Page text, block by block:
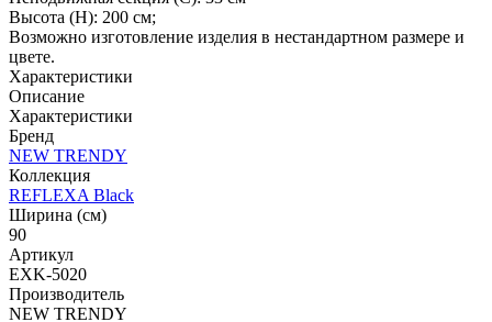
Высота (H): 200 см;
Возможно изготовление изделия в нестандартном размере и
цвете.
Характеристики
Описание
Характеристики
Бренд
NEW TRENDY
Коллекция
REFLEXA Black
Ширина (см)
90
Артикул
EXK-5020
Производитель
NEW TRENDY